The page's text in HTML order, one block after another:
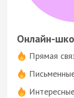
Онлайн-
Прямая